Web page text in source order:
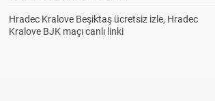
Hradec Kralove Beşiktaş ücretsiz izle, Hradec
Kralove BJK maçı canlı linki